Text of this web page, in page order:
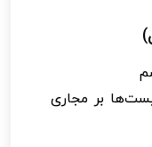
بر مجاری